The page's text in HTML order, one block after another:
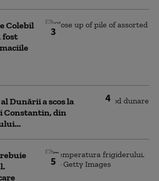
3
Colebil
fost
4
Dunării a scos la
Constantin, din
5